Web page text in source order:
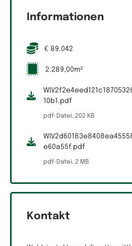
Informationen
€ 89.042
2.289,00m²
10b1.pdf
pdf-Datei, 202 KB
e60a55f.pdf
pdf-Datei, 2 MB
Kontakt